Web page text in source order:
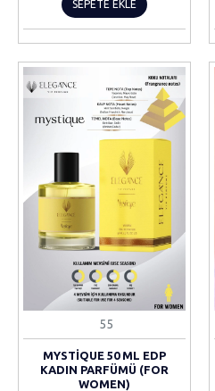
SEPETE EKLE
55
MYSTIQUE 50 ML EDP
KADIN PARFÜMÜ (FOR
WOMEN)